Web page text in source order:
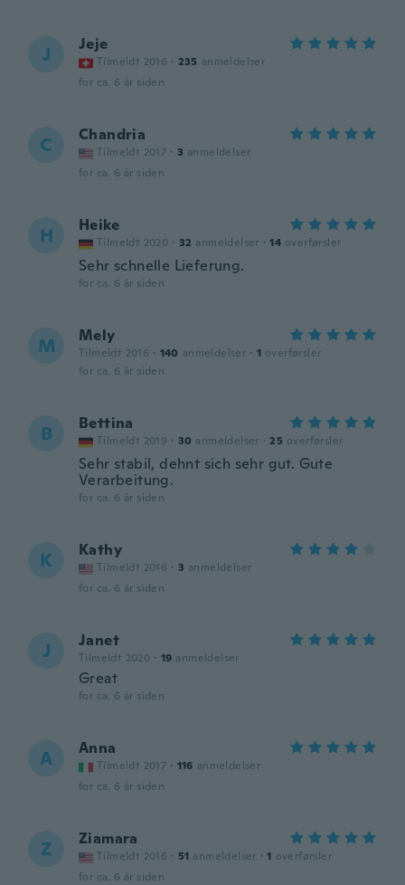
J Jeje
Tilmeldt 2016 · 235 anmeldelser
for ca. 6 år siden
C Chandria
Tilmeldt 2017 · 3 anmeldelser
for ca. 6 år siden
H Heike
Tilmeldt 2020 · 32 anmeldelser · 14 overførsler
Sehr schnelle Lieferung.
for ca. 6 år siden
M Mely
Tilmeldt 2016 · 140 anmeldelser · 1 overførsler
for ca. 6 år siden
B Bettina
Tilmeldt 2019 · 30 anmeldelser · 25 overførsler
Sehr stabil, dehnt sich sehr gut. Gute
Verarbeitung.
for ca. 6 år siden
K Kathy
Tilmeldt 2016 · 3 anmeldelser
for ca. 6 år siden
J Janet
Tilmeldt 2020 · 19 anmeldelser
Great
for ca. 6 år siden
A Anna
Tilmeldt 2017 · 116 anmeldelser
for ca. 6 år siden
Z Ziamara
Tilmeldt 2016 · 51 anmeldelser · 1 overførsler
for ca. 6 år siden